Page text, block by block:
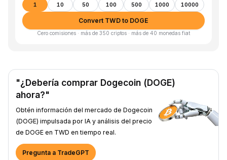
1 10 50 100 500 1000 10000
Convert TWD to DOGE
Cero comisiones · más de 350 criptos · más de 40 monedas fiat
"¿Debería comprar Dogecoin (DOGE)
ahora?"
Obtén información del mercado de Dogecoin
(DOGE) impulsada por IA y análisis del precio
de DOGE en TWD en tiempo real.
Pregunta a TradeGPT